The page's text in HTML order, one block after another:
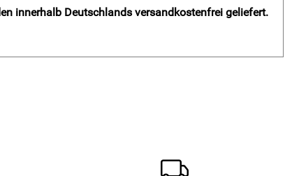
innerhalb Deutschlands versandkostenfrei geliefert.